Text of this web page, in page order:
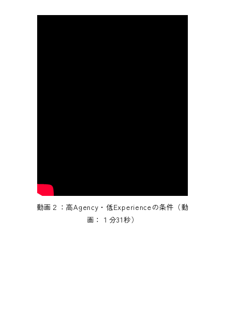
動画２：高Agency・低Experienceの条件（動
画：１分31秒）